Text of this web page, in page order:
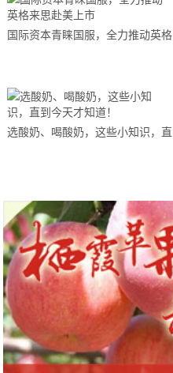
国际资本青睐国服，全力推动英格
选酸奶、喝酸奶，这些小知识，直